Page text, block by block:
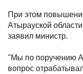
При этом
Атырауской
заявил министр.
"Мы по поручению
вопрос